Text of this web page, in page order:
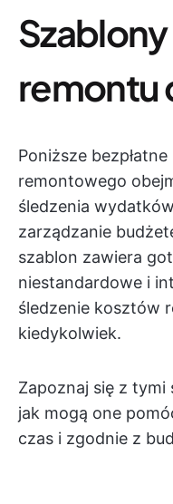
remontu
Poniższe
remontowego
śledzenia
zarządzanie
szablon zawiera
niestandardowe i
śledzenie kosztów
kiedykolwiek.
Zapoznaj się z tymi
jak mogą one
czas i zgodnie z